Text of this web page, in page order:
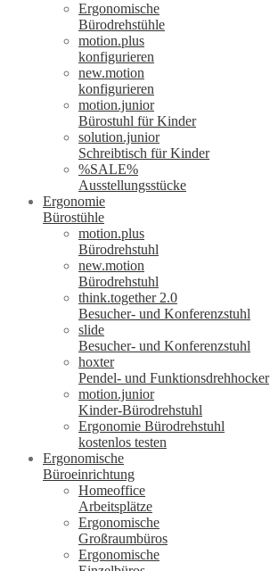
Ergonomische
Bürodrehstühle
motion.plus
konfigurieren
new.motion
konfigurieren
motion.junior
Bürostuhl für Kinder
solution.junior
Schreibtisch für Kinder
%SALE%
Ausstellungsstücke
Ergonomie
Bürostühle
motion.plus
Bürodrehstuhl
new.motion
Bürodrehstuhl
think.together 2.0
Besucher- und Konferenzstuhl
slide
Besucher- und Konferenzstuhl
hoxter
Pendel- und Funktionsdrehhocker
motion.junior
Kinder-Bürodrehstuhl
Ergonomie Bürodrehstuhl
kostenlos testen
Ergonomische
Büroeinrichtung
Homeoffice
Arbeitsplätze
Ergonomische
Großraumbüros
Ergonomische